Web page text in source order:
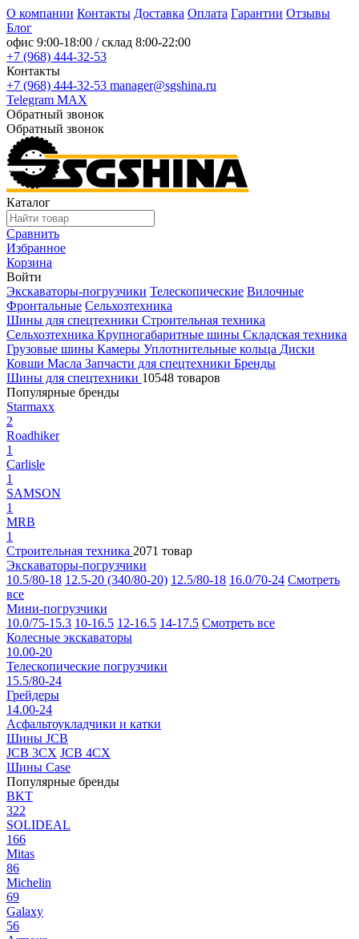
О компании Контакты Доставка Оплата Гарантии Отзывы
Блог
офис 9:00-18:00 / склад 8:00-22:00
+7 (968) 444-32-53
Контакты
+7 (968) 444-32-53 manager@sgshina.ru
Telegram MAX
Обратный звонок
Обратный звонок
Каталог
Сравнить
Избранное
Корзина
Войти
Экскаваторы-погрузчики Телескопические Вилочные
Фронтальные Сельхозтехника
Шины для спецтехники Строительная техника
Сельхозтехника Крупногабаритные шины Складская техника
Грузовые шины Камеры Уплотнительные кольца Диски
Ковши Масла Запчасти для спецтехники Бренды
Шины для спецтехники 10548 товаров
Популярные бренды
Starmaxx
2
Roadhiker
1
Carlisle
1
SAMSON
1
MRB
1
Строительная техника 2071 товар
Экскаваторы-погрузчики
10.5/80-18 12.5-20 (340/80-20) 12.5/80-18 16.0/70-24 Смотреть
все
Мини-погрузчики
10.0/75-15.3 10-16.5 12-16.5 14-17.5 Смотреть все
Колесные экскаваторы
10.00-20
Телескопические погрузчики
15.5/80-24
Грейдеры
14.00-24
Асфальтоукладчики и катки
Шины JCB
JCB 3CX JCB 4CX
Шины Case
Популярные бренды
BKT
322
SOLIDEAL
166
Mitas
86
Michelin
69
Galaxy
56